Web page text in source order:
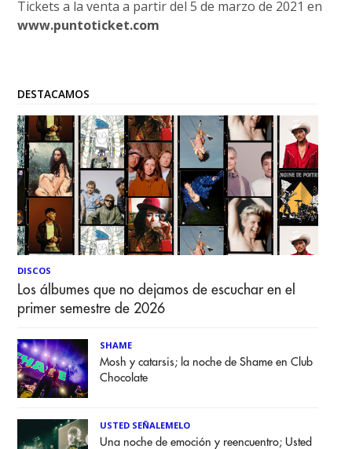
Tickets a la venta a partir del 5 de marzo de 2021 en
www.puntoticket.com
DESTACAMOS
DISCOS
Los álbumes que no dejamos de escuchar en el
primer semestre de 2026
SHAME
Mosh y catarsis; la noche de Shame en Club
Chocolate
USTED SEÑALEMELO
Una noche de emoción y reencuentro; Usted